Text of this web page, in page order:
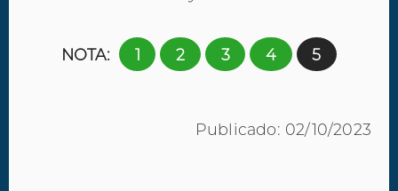
NOTA: 1 2 3 4 5
Publicado: 02/10/2023